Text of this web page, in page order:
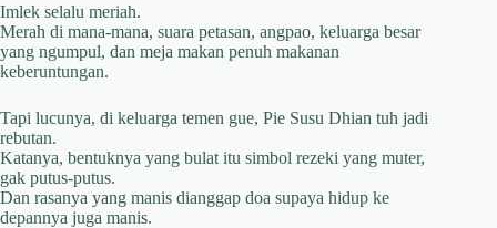
Imlek selalu meriah.
Merah di mana-mana, suara petasan, angpao, keluarga besar
yang ngumpul, dan meja makan penuh makanan
keberuntungan.
Tapi lucunya, di keluarga temen gue, Pie Susu Dhian tuh jadi
rebutan.
Katanya, bentuknya yang bulat itu simbol rezeki yang muter,
gak putus-putus.
Dan rasanya yang manis dianggap doa supaya hidup ke
depannya juga manis.